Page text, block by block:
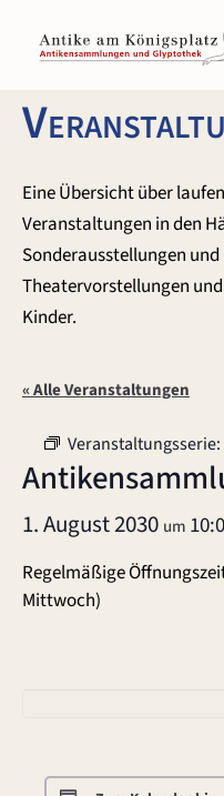
Inhalt
springen
Eine Übersicht über
Veranstaltungen in den
Sonderausstellungen
Theatervorstellungen
Kinder.
« Alle Veranstaltungen
Veranstaltungsserie:
1. August 2030 um
Regelmäßige
Mittwoch)